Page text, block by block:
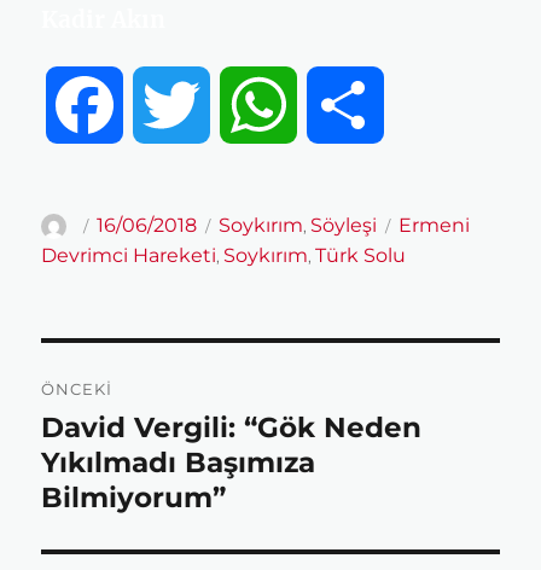
c
e
b
o
i
t
t
e
a
t
s
a
r
Yazar
Yayın
tarihi
16/06/2018 Kategoriler
Soykırım, Söyleşi Etiketler
Ermeni
Devrimci Hareketi, Soykırım,Türk Solu
gezinmesi
ÖNCEKI
Önceki
yazı:
David Vergili: “Gök Neden
Yıkılmadı Başımıza
Bilmiyorum”